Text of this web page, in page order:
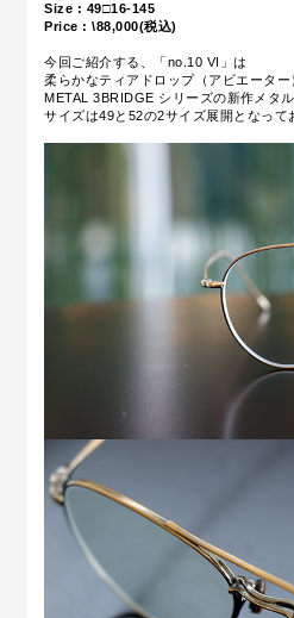
Size : 49□16-145
Price : \88,000(税込)
今回ご紹介する、「no.10 VI」は
柔らかなティアドロップ（アビエータ
METAL 3BRIDGE シリーズの新作メタル
サイズは49と52の2サイズ展開となって